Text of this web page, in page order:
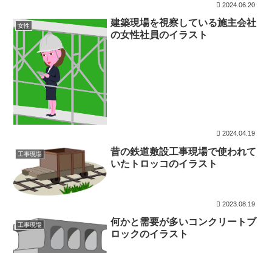
2024.06.20
女性
建築現場を視察している施主会社
の女性社員のイラスト
2024.04.19
工事現場
昔の鉄道敷設工事現場で使われて
いたトロッコのイラスト
2023.08.19
工事現場
何かと需要が多いコンクリートブ
ロックのイラスト